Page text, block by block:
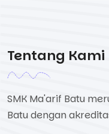
Tentang Kami
SMK Ma'arif Batu
Batu dengan